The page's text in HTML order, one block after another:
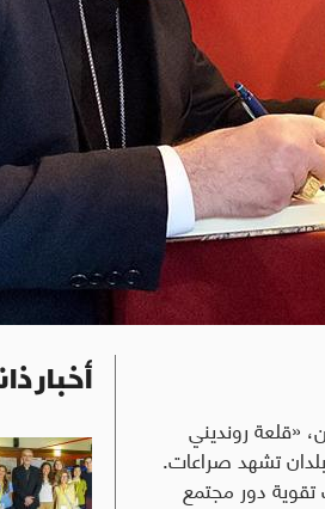
«قلعة رونديني
تشهد صراعات.
تقوية دور مجتمع
أخبار